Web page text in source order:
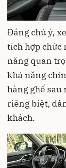
Đáng chú ý,
tích hợp chức
năng quan
khả năng
hàng ghế sau
riêng biệt,
khách.